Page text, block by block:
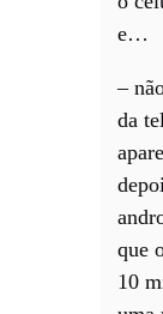
e…
–
da
que
10